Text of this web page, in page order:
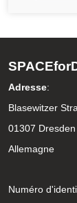
Adresse:
Blasewitzer
01307 Dresden
Allemagne
Numéro